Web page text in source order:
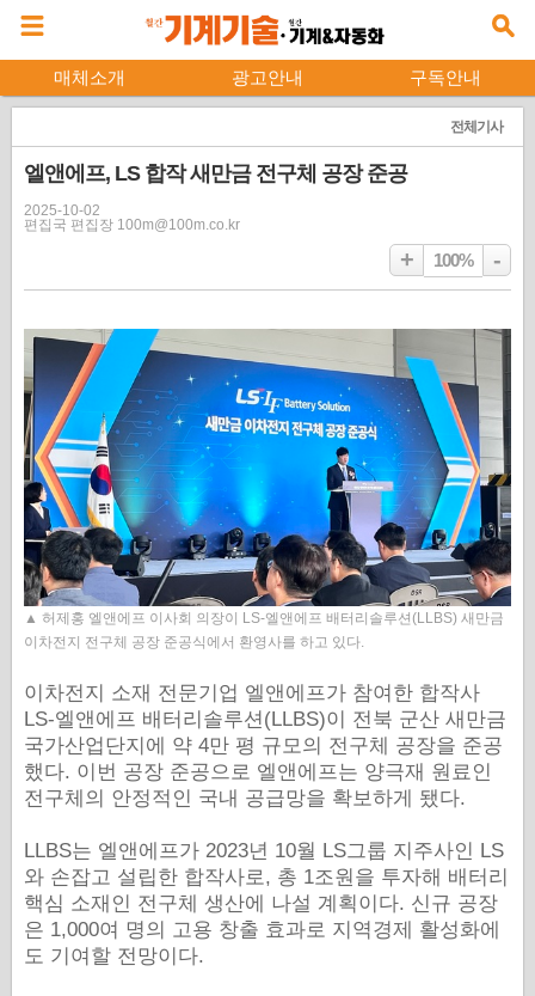
매체소개 광고안내 구독안내
전체기사
엘앤에프, LS 합작 새만금 전구체 공장 준공
2025-10-02
편집국 편집장 100m@100m.co.kr
+ 100% -
▲ 허제홍 엘앤에프 이사회 의장이 LS-엘앤에프 배터리솔루션(LLBS) 새만금
이차전지 전구체 공장 준공식에서 환영사를 하고 있다.
이차전지 소재 전문기업 엘앤에프가 참여한 합작사
LS-엘앤에프 배터리솔루션(LLBS)이 전북 군산 새만금
국가산업단지에 약 4만 평 규모의 전구체 공장을 준공
했다. 이번 공장 준공으로 엘앤에프는 양극재 원료인
전구체의 안정적인 국내 공급망을 확보하게 됐다.
LLBS는 엘앤에프가 2023년 10월 LS그룹 지주사인 LS
와 손잡고 설립한 합작사로, 총 1조원을 투자해 배터리
핵심 소재인 전구체 생산에 나설 계획이다. 신규 공장
은 1,000여 명의 고용 창출 효과로 지역경제 활성화에
도 기여할 전망이다.